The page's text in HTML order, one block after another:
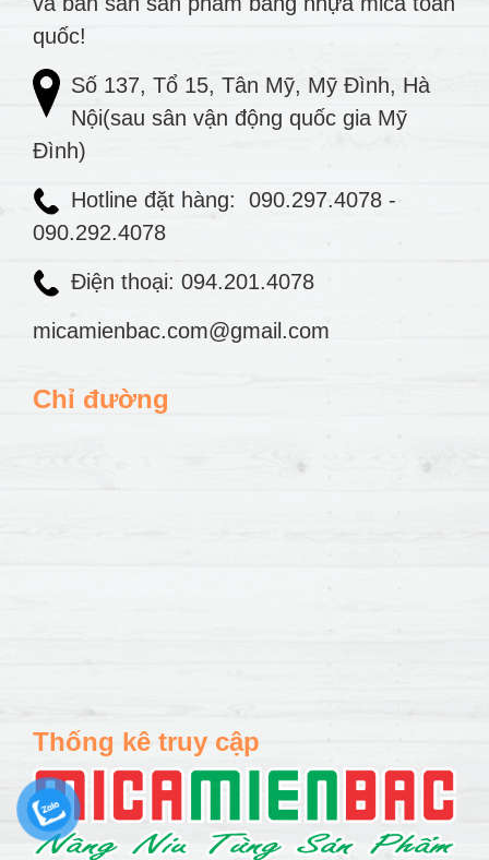
quốc!
Số 137, Tổ 15, Tân Mỹ, Mỹ Đình, Hà
Nội(sau sân vận động quốc gia Mỹ
Đình)
Hotline đặt hàng: 090.297.4078 -
090.292.4078
Điện thoại: 094.201.4078
micamienbac.com@gmail.com
Chỉ đường
Thống kê truy cập